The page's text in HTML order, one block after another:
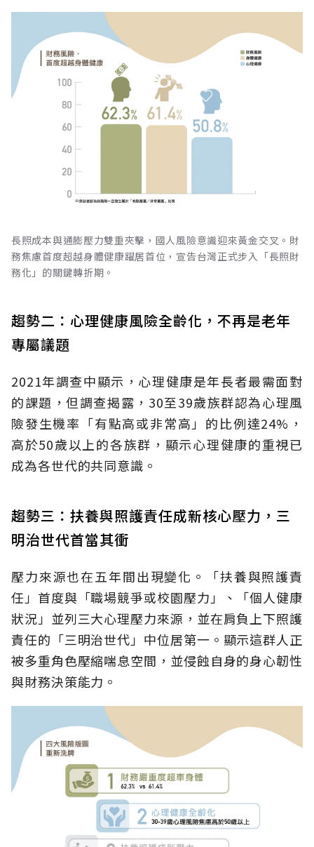
長照成本與通膨壓力雙重夾擊，國人風險意識迎來黃金交叉。財
務焦慮首度超越身體健康躍居首位，宣告台灣正式步入「長照財
務化」的關鍵轉折期。
趨勢二：心理健康風險全齡化，不再是老年
專屬議題
2021年調查中顯示，心理健康是年長者最需面對
的課題，但調查揭露，30至39歲族群認為心理風
險發生機率「有點高或非常高」的比例達24%，
高於50歲以上的各族群，顯示心理健康的重視已
成為各世代的共同意識。
趨勢三：扶養與照護責任成新核心壓力，三
明治世代首當其衝
壓力來源也在五年間出現變化。「扶養與照護責
任」首度與「職場競爭或校園壓力」、「個人健康
狀況」並列三大心理壓力來源，並在肩負上下照護
責任的「三明治世代」中位居第一。顯示這群人正
被多重角色壓縮喘息空間，並侵蝕自身的身心韌性
與財務決策能力。